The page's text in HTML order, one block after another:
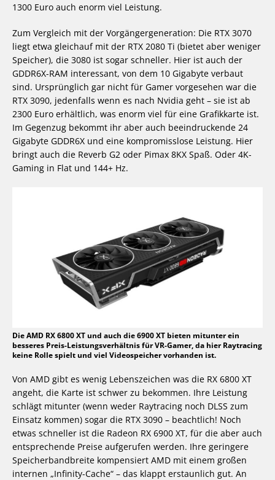
1300 Euro auch enorm viel Leistung.
Zum Vergleich mit der Vorgängergeneration: Die RTX 3070
liegt etwa gleichauf mit der RTX 2080 Ti (bietet aber weniger
Speicher), die 3080 ist sogar schneller. Hier ist auch der
GDDR6X-RAM interessant, von dem 10 Gigabyte verbaut
sind. Ursprünglich gar nicht für Gamer vorgesehen war die
RTX 3090, jedenfalls wenn es nach Nvidia geht – sie ist ab
2300 Euro erhältlich, was enorm viel für eine Grafikkarte ist.
Im Gegenzug bekommt ihr aber auch beeindruckende 24
Gigabyte GDDR6X und eine kompromisslose Leistung. Hier
bringt auch die Reverb G2 oder Pimax 8KX Spaß. Oder 4K-
Gaming in Flat und 144+ Hz.
Die AMD RX 6800 XT und auch die 6900 XT bieten mitunter ein
besseres Preis-Leistungsverhältnis für VR-Gamer, da hier Raytracing
keine Rolle spielt und viel Videospeicher vorhanden ist.
Von AMD gibt es wenig Lebenszeichen was die RX 6800 XT
angeht, die Karte ist schwer zu bekommen. Ihre Leistung
schlägt mitunter (wenn weder Raytracing noch DLSS zum
Einsatz kommen) sogar die RTX 3090 – beachtlich! Noch
etwas schneller ist die Radeon RX 6900 XT, für die aber auch
entsprechende Preise aufgerufen werden. Ihre geringere
Speicherbandbreite kompensiert AMD mit einem großen
internen „Infinity-Cache“ – das klappt erstaunlich gut. An